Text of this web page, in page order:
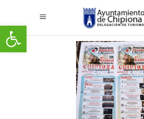
Abrir barra de herramientas